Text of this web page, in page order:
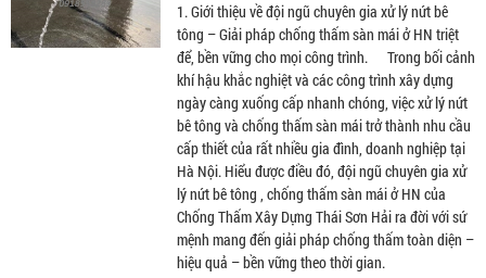
1. Giới thiệu về đội ngũ chuyên gia xử lý nứt bê
tông – Giải pháp chống thấm sàn mái ở HN triệt
để, bền vững cho mọi công trình. Trong bối cảnh
khí hậu khắc nghiệt và các công trình xây dựng
ngày càng xuống cấp nhanh chóng, việc xử lý nứt
bê tông và chống thấm sàn mái trở thành nhu cầu
cấp thiết của rất nhiều gia đình, doanh nghiệp tại
Hà Nội. Hiểu được điều đó, đội ngũ chuyên gia xử
lý nứt bê tông , chống thấm sàn mái ở HN của
Chống Thấm Xây Dựng Thái Sơn Hải ra đời với sứ
mệnh mang đến giải pháp chống thấm toàn diện –
hiệu quả – bền vững theo thời gian.